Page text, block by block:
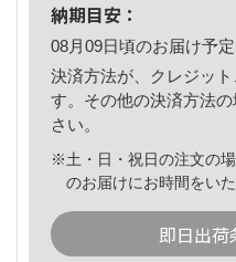
納期目安：
08月09日頃のお届け予定
決済方法が、クレジッ
す。その他の決済方法の
さい。
※土・日・祝日の注文の
のお届けにお時間をい
即日出荷